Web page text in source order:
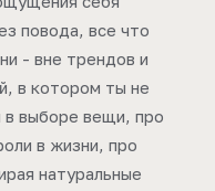
повода, все что
- вне трендов и
в котором ты не
выборе вещи, про
в жизни, про
натуральные